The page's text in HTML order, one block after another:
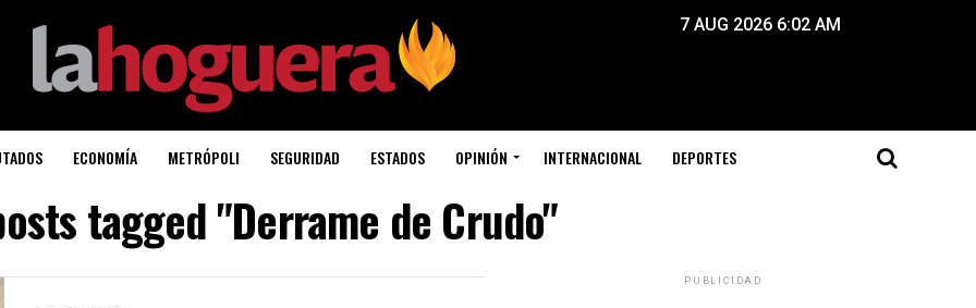
7 AUG 2026 6:02 AM
ECONOMÍA METRÓPOLI SEGURIDAD ESTADOS OPINIÓN INTERNACIONAL DEPORTES
tagged "Derrame de Crudo"
PUBLICIDAD